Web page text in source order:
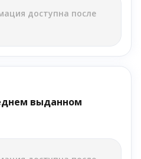
доступна после
выданном